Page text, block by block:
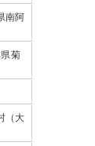
南阿
菊
（大